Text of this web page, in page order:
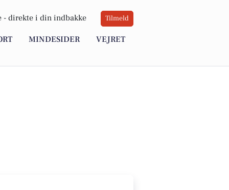
- direkte i din indbakke Tilmeld
MINDESIDER VEJRET